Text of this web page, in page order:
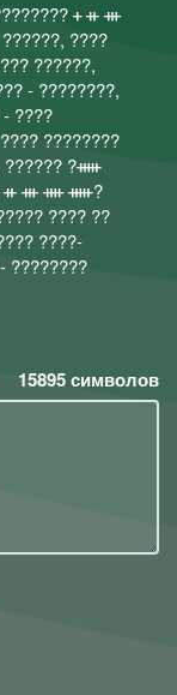
ᚐ ᚑ ᚒ
????
??????,
- ????????,
????
????????
?????? ?︎ᚔ
ᚐ ᚑ ᚒ ᚓ ᚔ?︎
???? ??
????-
????????
15895символов